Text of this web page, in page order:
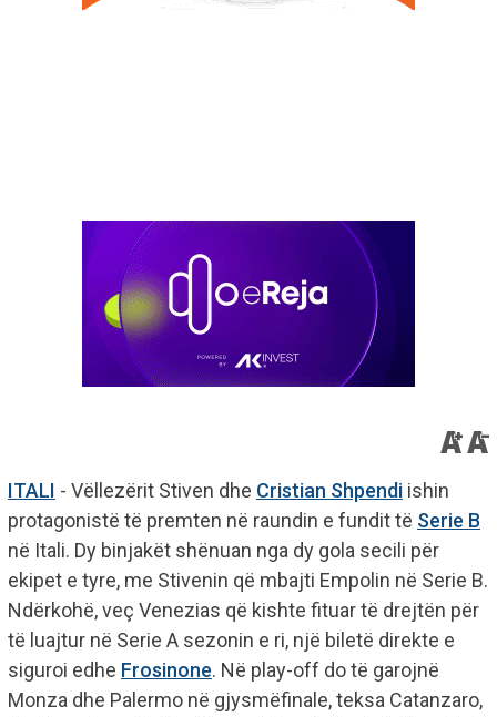
ITALI - Vëllezërit Stiven dhe Cristian Shpendi ishin
protagonistë të premten në raundin e fundit të Serie B
në Itali. Dy binjakët shënuan nga dy gola secili për
ekipet e tyre, me Stivenin që mbajti Empolin në Serie B.
Ndërkohë, veç Venezias që kishte fituar të drejtën për
të luajtur në Serie A sezonin e ri, një biletë direkte e
siguroi edhe Frosinone. Në play-off do të garojnë
Monza dhe Palermo në gjysmëfinale, teksa Catanzaro,